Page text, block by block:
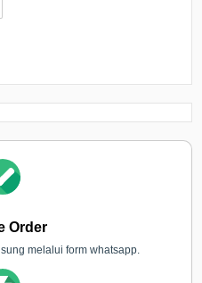
Order
melalui form whatsapp.